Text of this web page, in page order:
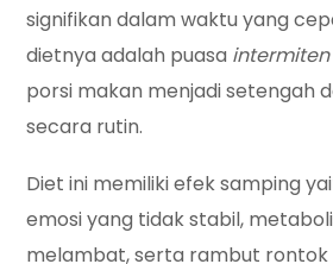
signifikan dalam waktu yang
dietnya adalah puasa
porsi makan menjadi setengah
secara rutin.
Diet ini memiliki efek samping
emosi yang tidak stabil,
melambat, serta rambut rontok